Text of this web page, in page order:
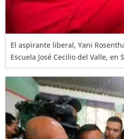
El aspirante liberal, Yani
Escuela José Cecilio del Valle, en